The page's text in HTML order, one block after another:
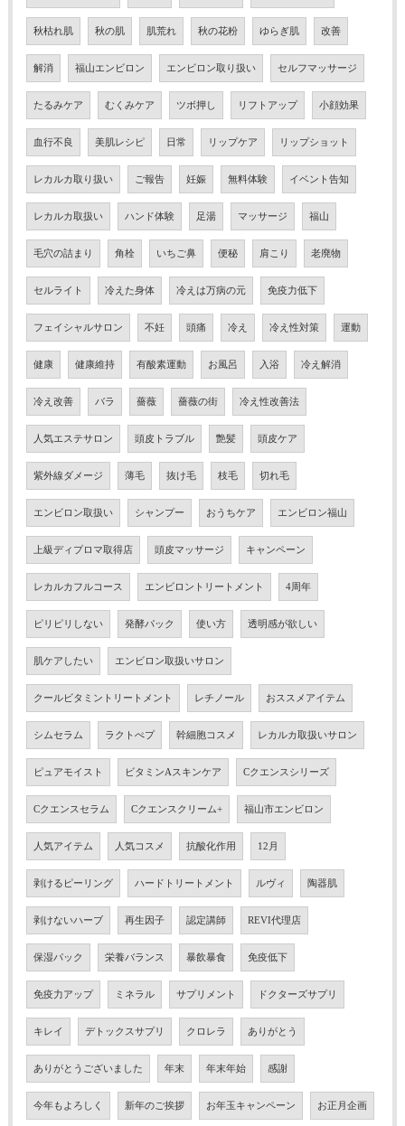
秋枯れ肌 秋の肌 肌荒れ 秋の花粉 ゆらぎ肌 改善
解消 福山エンビロン エンビロン取り扱い セルフマッサージ
たるみケア むくみケア ツボ押し リフトアップ 小顔効果
血行不良 美肌レシピ 日常 リップケア リップショット
レカルカ取り扱い ご報告 妊娠 無料体験 イベント告知
レカルカ取扱い ハンド体験 足湯 マッサージ 福山
毛穴の詰まり 角栓 いちご鼻 便秘 肩こり 老廃物
セルライト 冷えた身体 冷えは万病の元 免疫力低下
フェイシャルサロン 不妊 頭痛 冷え 冷え性対策 運動
健康 健康維持 有酸素運動 お風呂 入浴 冷え解消
冷え改善 バラ 薔薇 薔薇の街 冷え性改善法
人気エステサロン 頭皮トラブル 艶髪 頭皮ケア
紫外線ダメージ 薄毛 抜け毛 枝毛 切れ毛
エンビロン取扱い シャンプー おうちケア エンビロン福山
上級ディプロマ取得店 頭皮マッサージ キャンペーン
レカルカフルコース エンビロントリートメント 4周年
ピリピリしない 発酵パック 使い方 透明感が欲しい
肌ケアしたい エンビロン取扱いサロン
クールビタミントリートメント レチノール おススメアイテム
シムセラム ラクトぺプ 幹細胞コスメ レカルカ取扱いサロン
ピュアモイスト ビタミンAスキンケア Cクエンスシリーズ
Cクエンスセラム Cクエンスクリーム+ 福山市エンビロン
人気アイテム 人気コスメ 抗酸化作用 12月
剥けるピーリング ハードトリートメント ルヴィ 陶器肌
剥けないハーブ 再生因子 認定講師 REVI代理店
保湿パック 栄養バランス 暴飲暴食 免疫低下
免疫力アップ ミネラル サプリメント ドクターズサプリ
キレイ デトックスサプリ クロレラ ありがとう
ありがとうございました 年末 年末年始 感謝
今年もよろしく 新年のご挨拶 お年玉キャンペーン お正月企画